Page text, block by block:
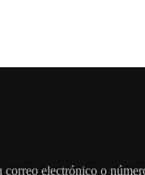
correo electrónico o